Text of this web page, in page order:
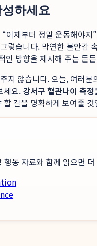
하세요
제부터 정말 운동해야
렇습니다. 막연한 불안
방향을 제시해 주는 든
지 않습니다. 오늘, 여러
세요. 강서구 혈관나이 측정
길을 명확하게 보여줄
동 자료와 함께 읽으면